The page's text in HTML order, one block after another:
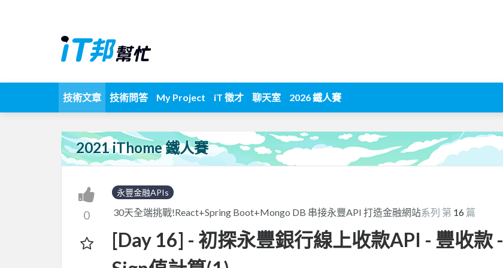
技術文章 技術問答 My Project iT 徵才 聊天室 2026 鐵人賽
2021 iThome 鐵人賽
0
永豐金融APIs
30天全端挑戰!React+Spring Boot+Mongo DB 串接永豐API 打造金融網站系列 第 16 篇
[Day 16] - 初探永豐銀行線上收款API - 豐收款 -